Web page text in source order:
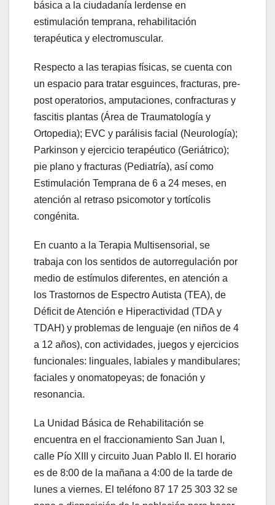
básica a la ciudadanía lerdense en
estimulación temprana, rehabilitación
terapéutica y electromuscular.
Respecto a las terapias físicas, se cuenta con
un espacio para tratar esguinces, fracturas, pre-
post operatorios, amputaciones, confracturas y
fascitis plantas (Área de Traumatología y
Ortopedia); EVC y parálisis facial (Neurología);
Parkinson y ejercicio terapéutico (Geriátrico);
pie plano y fracturas (Pediatría), así como
Estimulación Temprana de 6 a 24 meses, en
atención al retraso psicomotor y tortícolis
congénita.
En cuanto a la Terapia Multisensorial, se
trabaja con los sentidos de autorregulación por
medio de estímulos diferentes, en atención a
los Trastornos de Espectro Autista (TEA), de
Déficit de Atención e Hiperactividad (TDA y
TDAH) y problemas de lenguaje (en niños de 4
a 12 años), con actividades, juegos y ejercicios
funcionales: linguales, labiales y mandibulares;
faciales y onomatopeyas; de fonación y
resonancia.
La Unidad Básica de Rehabilitación se
encuentra en el fraccionamiento San Juan I,
calle Pío XIII y circuito Juan Pablo II. El horario
es de 8:00 de la mañana a 4:00 de la tarde de
lunes a viernes. El teléfono 87 17 25 303 32 se